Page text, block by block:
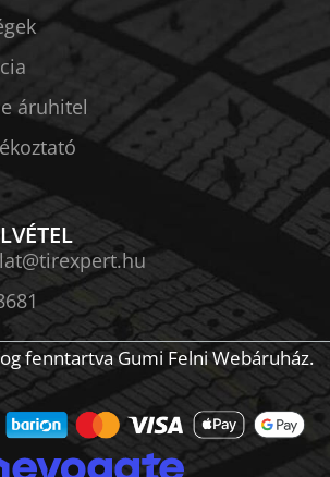
áruhitel
fenntartva Gumi Felni Webáruház.